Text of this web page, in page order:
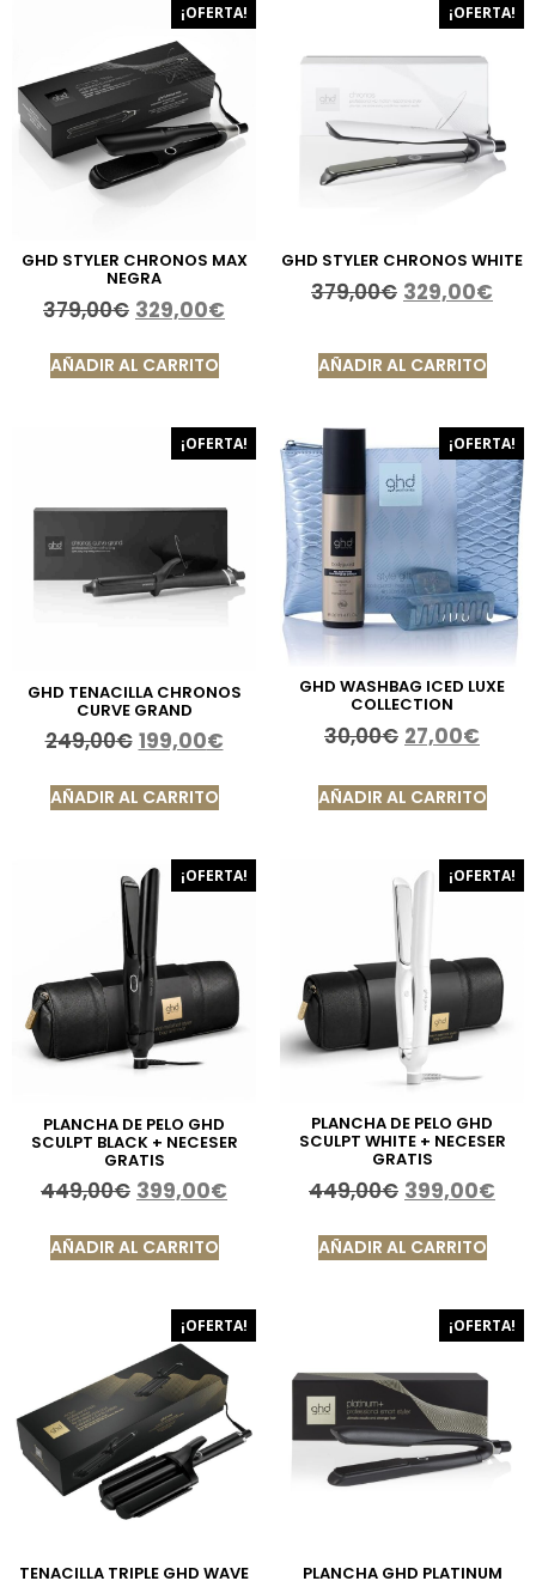
¡OFERTA!
GHD STYLER CHRONOS MAX
NEGRA
379,00€ 329,00€
AÑADIR AL CARRITO
¡OFERTA!
GHD STYLER CHRONOS WHITE
379,00€ 329,00€
AÑADIR AL CARRITO
¡OFERTA!
GHD TENACILLA CHRONOS
CURVE GRAND
249,00€ 199,00€
AÑADIR AL CARRITO
¡OFERTA!
GHD WASHBAG ICED LUXE
COLLECTION
30,00€ 27,00€
AÑADIR AL CARRITO
¡OFERTA!
PLANCHA DE PELO GHD
SCULPT BLACK + NECESER
GRATIS
449,00€ 399,00€
AÑADIR AL CARRITO
¡OFERTA!
PLANCHA DE PELO GHD
SCULPT WHITE + NECESER
GRATIS
449,00€ 399,00€
AÑADIR AL CARRITO
¡OFERTA!
TENACILLA TRIPLE GHD WAVE
¡OFERTA!
PLANCHA GHD PLATINUM